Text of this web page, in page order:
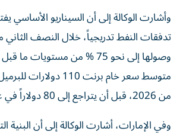
وأشارت الوكالة إلى أن السيناريو
وصولها إلى نحو 75 % من
متوسط سعر خام برنت 110
من 2026، قبل أن يتراجع إلى 80 دولاراً في عام 2027.
وفي الإمارات، أشارت الوكالة إلى أن البنية